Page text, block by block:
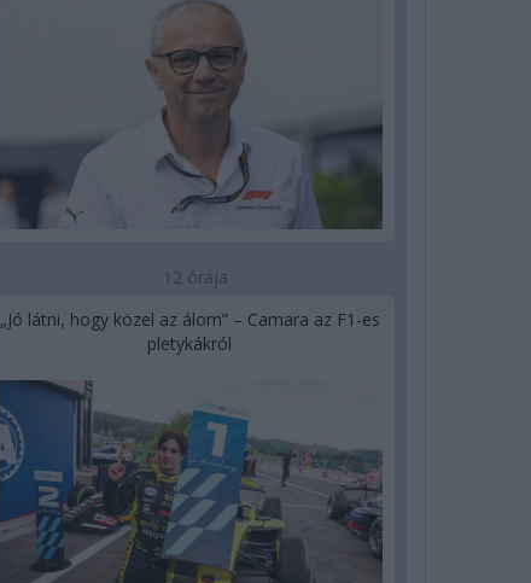
12 órája
„Jó látni, hogy közel az álom” – Camara az F1-es
pletykákról